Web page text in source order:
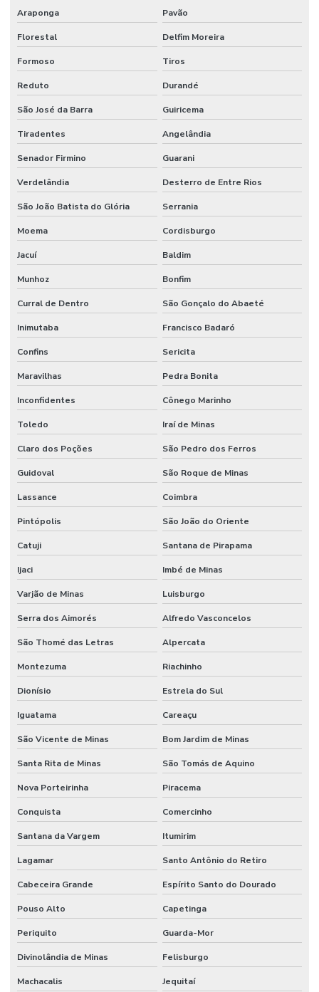
Araponga Pavão
Florestal Delfim Moreira
Formoso Tiros
Reduto Durandé
São José da Barra Guiricema
Tiradentes Angelândia
Senador Firmino Guarani
Verdelândia Desterro de Entre Rios
São João Batista do Glória Serrania
Moema Cordisburgo
Jacuí Baldim
Munhoz Bonfim
Curral de Dentro São Gonçalo do Abaeté
Inimutaba Francisco Badaró
Confins Sericita
Maravilhas Pedra Bonita
Inconfidentes Cônego Marinho
Toledo Iraí de Minas
Claro dos Poções São Pedro dos Ferros
Guidoval São Roque de Minas
Lassance Coimbra
Pintópolis São João do Oriente
Catuji Santana de Pirapama
Ijaci Imbé de Minas
Varjão de Minas Luisburgo
Serra dos Aimorés Alfredo Vasconcelos
São Thomé das Letras Alpercata
Montezuma Riachinho
Dionísio Estrela do Sul
Iguatama Careaçu
São Vicente de Minas Bom Jardim de Minas
Santa Rita de Minas São Tomás de Aquino
Nova Porteirinha Piracema
Conquista Comercinho
Santana da Vargem Itumirim
Lagamar Santo Antônio do Retiro
Cabeceira Grande Espírito Santo do Dourado
Pouso Alto Capetinga
Periquito Guarda-Mor
Divinolândia de Minas Felisburgo
Machacalis Jequitaí